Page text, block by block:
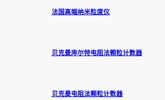
法国高端纳米粒度仪
贝克曼库尔特电阻法颗粒计数器
贝克曼电阻法颗粒计数器